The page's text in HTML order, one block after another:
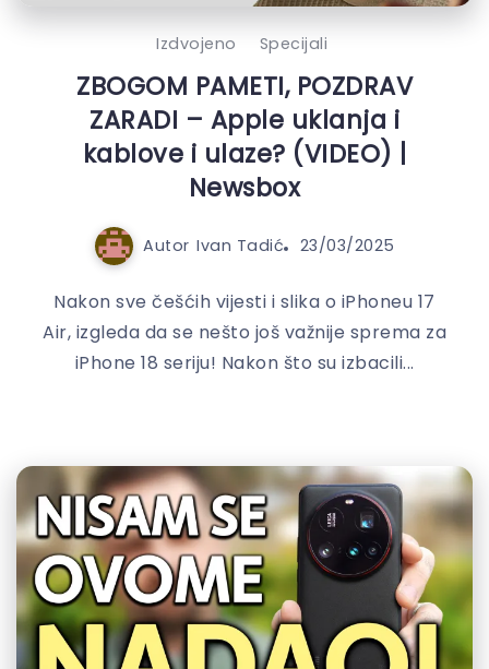
Izdvojeno Specijali
ZBOGOM PAMETI, POZDRAV
ZARADI – Apple uklanja i
kablove i ulaze? (VIDEO) |
Newsbox
Autor Ivan Tadić 23/03/2025
Nakon sve češćih vijesti i slika o iPhoneu 17
Air, izgleda da se nešto još važnije sprema za
iPhone 18 seriju! Nakon što su izbacili...